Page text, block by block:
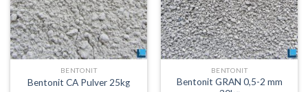
BENTONIT
Bentonit CA Pulver 25kg
BENTONIT
Bentonit GRAN 0,5-2 mm